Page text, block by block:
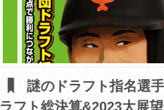
謎のドラフト指名選
ラフト総決算&2023大展